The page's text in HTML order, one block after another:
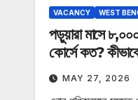
VACANCY WEST
পড়ুয়ারা মাসে
কোর্সে কত?
MAY 27, 2026